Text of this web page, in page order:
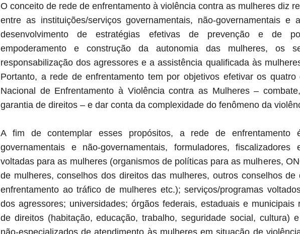
O conceito de rede de enfrentamento à violência contra as mulheres diz
entre as instituições/serviços governamentais, não-governamentais e
desenvolvimento de estratégias efetivas de prevenção e de
empoderamento e construção da autonomia das mulheres, os
responsabilização dos agressores e a assistência qualificada às
Portanto, a rede de enfrentamento tem por objetivos efetivar os
Nacional de Enfrentamento à Violência contra as Mulheres –
garantia de direitos – e dar conta da complexidade do fenômeno da
A fim de contemplar esses propósitos, a rede de enfrentamento
governamentais e não-governamentais, formuladores,
voltadas para as mulheres (organismos de políticas para as mulheres,
de mulheres, conselhos dos direitos das mulheres, outros conselhos
enfrentamento ao tráfico de mulheres etc.); serviços/programas
dos agressores; universidades; órgãos federais, estaduais e municipais
de direitos (habitação, educação, trabalho, seguridade social, cultura)
não-especializados de atendimento às mulheres em situação de